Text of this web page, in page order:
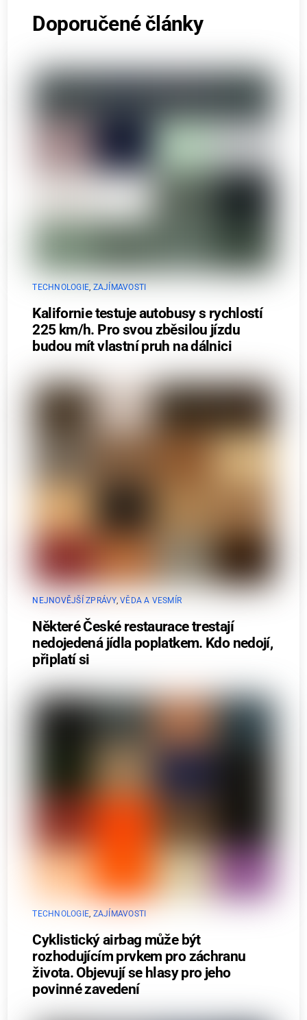
Doporučené články
TECHNOLOGIE, ZAJÍMAVOSTI
Kalifornie testuje autobusy s rychlostí
225 km/h. Pro svou zběsilou jízdu
budou mít vlastní pruh na dálnici
NEJNOVĚJŠÍ ZPRÁVY,VĚDA A VESMÍR
Některé České restaurace trestají
nedojedená jídla poplatkem. Kdo nedojí,
připlatí si
TECHNOLOGIE ZAJÍMAVOSTI
Cyklistický airbag může být
rozhodujícím prvkem pro záchranu
života. Objevují se hlasy pro jeho
povinné zavedení